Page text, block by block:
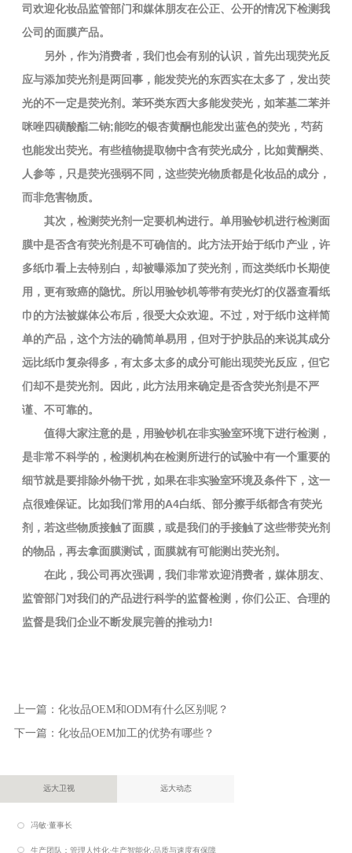
司欢迎化妆品监管部门和媒体朋友在公正、公开的情况下检测我
公司的面膜产品。
另外，作为消费者，我们也会有别的认识，首先出现荧光反
应与添加荧光剂是两回事，能发荧光的东西实在太多了，发出荧
光的不一定是荧光剂。苯环类东西大多能发荧光，如苯基二苯并
咪唑四磺酸酯二钠;能吃的银杏黄酮也能发出蓝色的荧光，芍药
也能发出荧光。有些植物提取物中含有荧光成分，比如黄酮类、
人参等，只是荧光强弱不同，这些荧光物质都是化妆品的成分，
而非危害物质。
其次，检测荧光剂一定要机构进行。单用验钞机进行检测面
膜中是否含有荧光剂是不可确信的。此方法开始于纸巾产业，许
多纸巾看上去特别白，却被曝添加了荧光剂，而这类纸巾长期使
用，更有致癌的隐忧。所以用验钞机等带有荧光灯的仪器查看纸
巾的方法被媒体公布后，很受大众欢迎。不过，对于纸巾这样简
单的产品，这个方法的确简单易用，但对于护肤品的来说其成分
远比纸巾复杂得多，有太多太多的成分可能出现荧光反应，但它
们却不是荧光剂。因此，此方法用来确定是否含荧光剂是不严
谨、不可靠的。
值得大家注意的是，用验钞机在非实验室环境下进行检测，
是非常不科学的，检测机构在检测所进行的试验中有一个重要的
细节就是要排除外物干扰，如果在非实验室环境及条件下，这一
点很难保证。比如我们常用的A4白纸、部分擦手纸都含有荧光
剂，若这些物质接触了面膜，或是我们的手接触了这些带荧光剂
的物品，再去拿面膜测试，面膜就有可能测出荧光剂。
在此，我公司再次强调，我们非常欢迎消费者，媒体朋友、
监管部门对我们的产品进行科学的监督检测，你们公正、合理的
监督是我们企业不断发展完善的推动力!
上一篇： 化妆品OEM和ODM有什么区别呢？
下一篇： 化妆品OEM加工的优势有哪些？
远大卫视 远大动态
冯敏·董事长
生产团队：管理人性化·生产智能化·品质与速度有保障